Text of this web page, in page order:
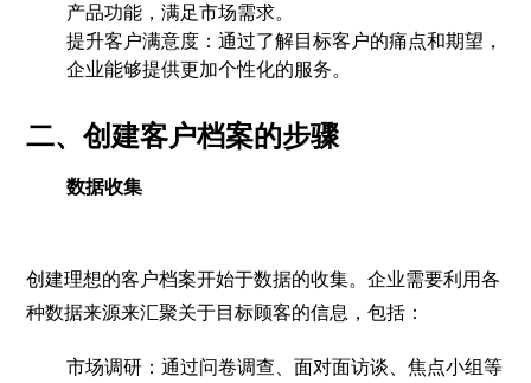
产品功能，满足市场需求。
提升客户满意度：通过了解目标客户的痛点和期望，
企业能够提供更加个性化的服务。
二、创建客户档案的步骤
数据收集
创建理想的客户档案开始于数据的收集。企业需要利用各
种数据来源来汇聚关于目标顾客的信息，包括：
市场调研：通过问卷调查、面对面访谈、焦点小组等